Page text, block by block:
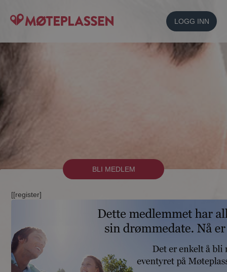
LOGG INN
BLI MEDLEM
[[register]